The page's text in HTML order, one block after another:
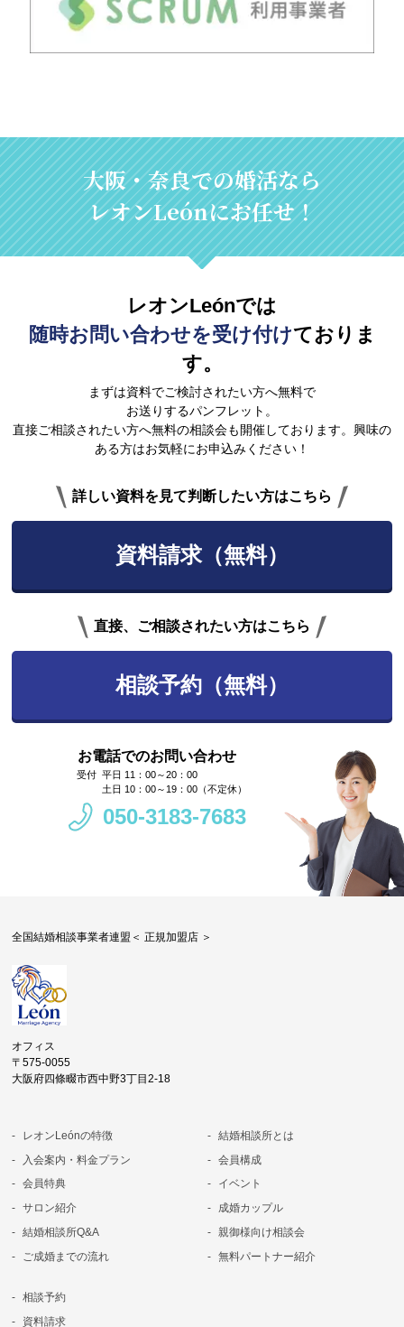
大阪・奈良での婚活なら
レオンLeónにお任せ！
レオンLeónでは
随時お問い合わせを受け付けておりま
す。
まずは資料でご検討されたい方へ無料で
お送りするパンフレット。
直接ご相談されたい方へ無料の相談会も開催しております。興味の
ある方はお気軽にお申込みください！
詳しい資料を見て判断したい方はこちら
資料請求（無料）
直接、ご相談されたい方はこちら
相談予約（無料）
お電話でのお問い合わせ
平日 11：00～20：00
土日 10：00～19：00（不定休）
050-3183-7683
全国結婚相談事業者連盟＜ 正規加盟店 ＞
オフィス
〒575-0055
大阪府四條畷市西中野3丁目2-18
レオンLeónの特徴
入会案内・料金プラン
会員特典
サロン紹介
結婚相談所Q&A
ご成婚までの流れ
結婚相談所とは
会員構成
イベント
成婚カップル
親御様向け相談会
無料パートナー紹介
相談予約
資料請求